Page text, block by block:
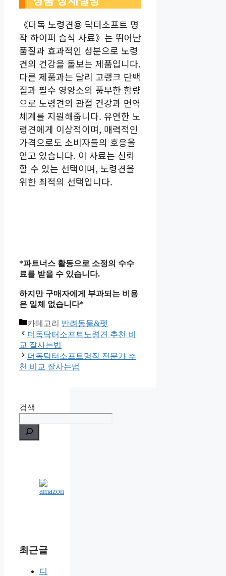
《더독 노령견용 닥터소프트 명
작 하이퍼 습식 사료》는 뛰어난
품질과 효과적인 성분으로 노령
견의 건강을 돌보는 제품입니다.
다른 제품과는 달리 고랭크 단백
질과 필수 영양소의 풍부한 함량
으로 노령견의 관절 건강과 면역
체계를 지원해줍니다. 유연한 노
령견에게 이상적이며, 매력적인
가격으로도 소비자들의 호응을
얻고 있습니다. 이 사료는 신뢰
할 수 있는 선택이며, 노령견을
위한 최적의 선택입니다.
*파트너스 활동으로 소정의 수수
료를 받을 수 있습니다.
하지만 구매자에게 부과되는 비용
은 일체 없습니다*
카테고리 반려동물&펫
더독닥터소프트노령견 추천 비
교 잘사는법
더독닥터소프트명작 전문가 추
천 비교 잘사는법
검색
최근글
디